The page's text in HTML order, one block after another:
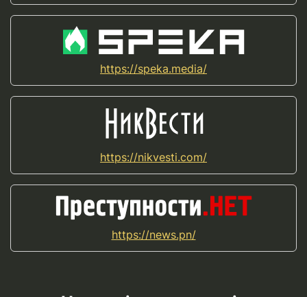
https://speka.media/
https://nikvesti.com/
https://news.pn/